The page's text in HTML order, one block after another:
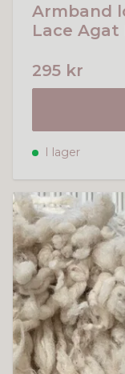
Armband
Lace Agat
295 kr
I lager